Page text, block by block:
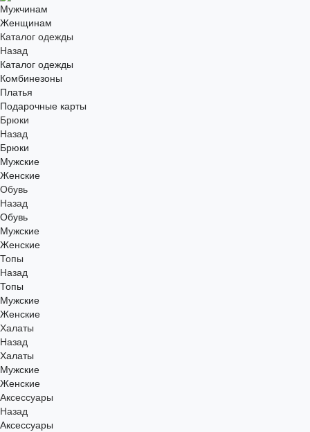
Мужчинам
Женщинам
Каталог одежды
Назад
Каталог одежды
Комбинезоны
Платья
Подарочные карты
Брюки
Назад
Брюки
Мужские
Женские
Обувь
Назад
Обувь
Мужские
Женские
Топы
Назад
Топы
Мужские
Женские
Халаты
Назад
Халаты
Мужские
Женские
Аксессуары
Назад
Аксессуары